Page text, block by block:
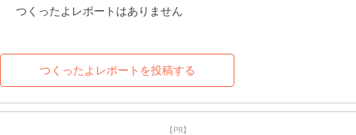
つくったよレポートはありません
つくったよレポートを投稿する
【PR】